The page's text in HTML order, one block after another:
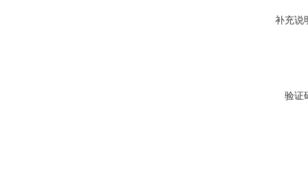
补充说
验证